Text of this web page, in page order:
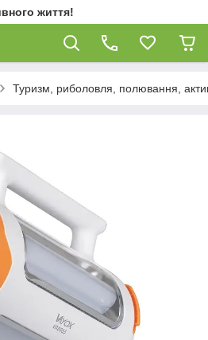
життя!
Туризм, риболовля, полювання,